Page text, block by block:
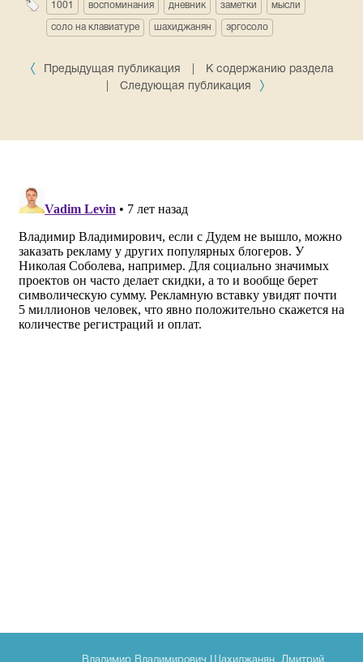
1001 воспоминания дневник заметки мысли
соло на клавиатуре шахиджанян эргосоло
Предыдущая публикация
К содержанию раздела
Следующая публикация